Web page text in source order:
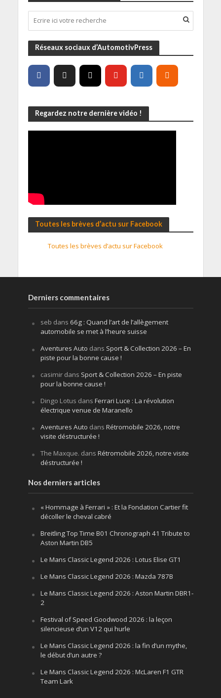
Réseaux sociaux d’AutomotivPress
Regardez notre dernière vidéo !
Toutes les brèves d’actu sur Facebook
Toutes les brèves d’actu sur Facebook
Derniers commentaires
seb dans 66g : Quand l’art de l’allègement
automobile se met à l’heure suisse
Aventures Auto dans Sport & Collection 2026 – En
piste pour la bonne cause !
casimirdans Sport & Collection 2026 – En piste
pour la bonne cause !
Dingo Lotus dans Ferrari Luce : La révolution
électrique venue de Maranello
Aventures Auto dans Rétromobile 2026, notre
visite déstructurée !
The Maxque. dans Rétromobile 2026, notre visite
déstructurée !
Nos derniers articles
« Hommage à Ferrari » : Et la Fondation Cartier fit
décoller le cheval cabré
Breitling Top Time B01 Chronograph 41 Tribute to
Aston Martin DB5
Le Mans Classic Legend 2026 : Lotus Elise GT1
Le Mans Classic Legend 2026 : Mazda 787B
Le Mans Classic Legend 2026 : Aston Martin DBR1-
2
Festival of Speed Goodwood 2026 : la leçon
silencieuse d’un V12 qui hurle
Le Mans Classic Legend 2026 : la fin d’un mythe,
le début d’un autre ?
Le Mans Classic Legend 2026 : McLaren F1 GTR
Team Lark